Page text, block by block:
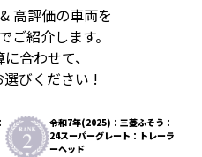
高評価の車両を
ご紹介します。
合わせて、
びください !
令和7年(2025)：三菱ふそう：
24スーパーグレート：トレーラ
ーヘッド